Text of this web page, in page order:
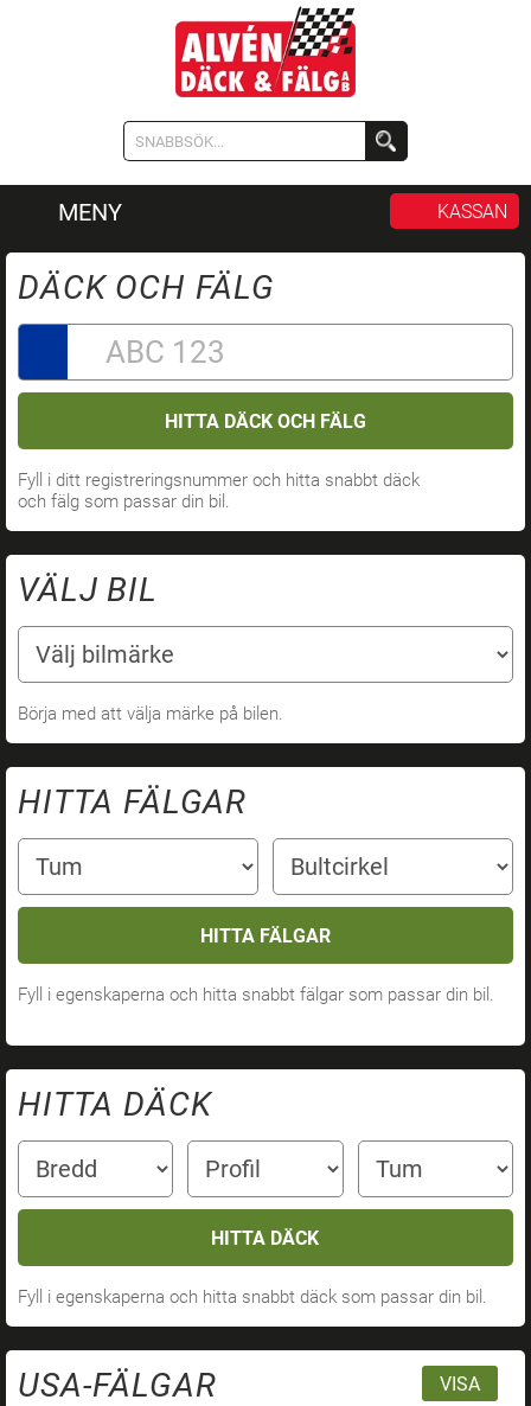
MENY KASSAN
DÄCK OCH FÄLG
HITTA DÄCK OCH FÄLG
Fyll i ditt registreringsnummer och hitta snabbt däck
och fälg som passar din bil.
VÄLJ BIL
Börja med att välja märke på bilen.
HITTA FÄLGAR
HITTA FÄLGAR
Fyll i egenskaperna och hitta snabbt fälgar som passar din bil.
HITTA DÄCK
HITTA DÄCK
Fyll i egenskaperna och hitta snabbt däck som passar din bil.
VISA
USA-FÄLGAR